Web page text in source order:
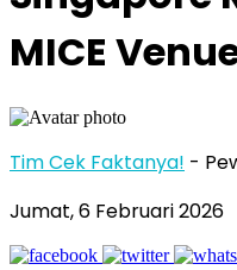
MICE
Tim Cek Faktanya! -
Jumat, 6 Februari 2026